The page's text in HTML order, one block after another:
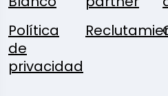
Política
de
privacidad